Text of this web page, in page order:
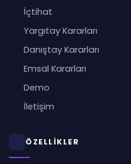
İçtihat
Yargıtay Kararları
Danıştay Kararları
Emsal Kararları
Demo
İletişim
ÖZELLİKLER